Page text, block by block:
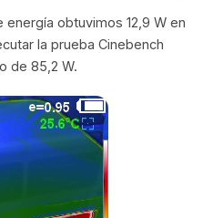
obtuvimos 12,9 W en
la prueba Cinebench
de 85,2 W.